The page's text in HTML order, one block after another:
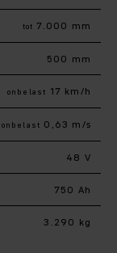
tot 7.000 mm
500 mm
onbelast 17 km/h
onbelast 0,63 m/s
48 V
750 Ah
3.290 kg